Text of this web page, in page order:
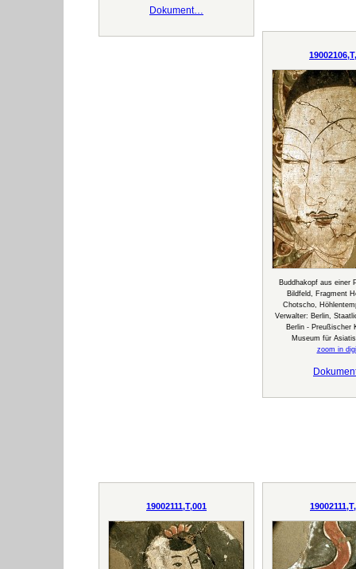
Dokument…
Buddhakopf aus einer
Bildfeld, Fragment
Chotscho,
Verwalter: Berlin,
Berlin - Preußischer
Museum für
zoom in
19002111,T,001